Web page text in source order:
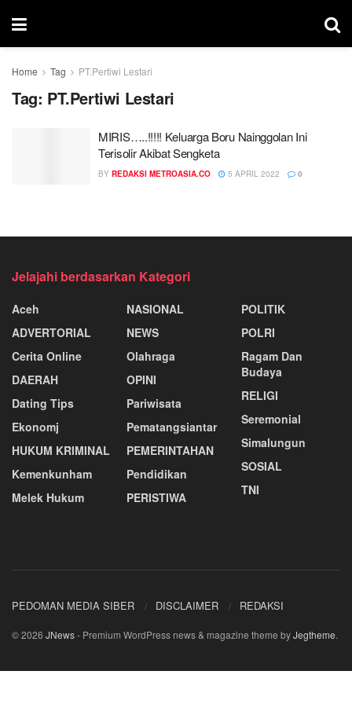
Home Tag PT.Pertiwi Lestari
Tag: PT.Pertiwi Lestari
MIRIS…..!!!!! Keluarga Boru Nainggolan Ini
Terisolir Akibat Sengketa
BY REDAKSI METROASIA.CO 5 APRIL 2022 0
Jelajahi berdasarkan Kategori
Aceh
ADVERTORIAL
Cerita Online
DAERAH
Dating Tips
Ekonomj
HUKUM KRIMINAL
Kemenkunham
Melek Hukum
NASIONAL
NEWS
Olahraga
OPINI
Pariwisata
Pematangsiantar
PEMERINTAHAN
Pendidikan
PERISTIWA
POLITIK
POLRI
Ragam Dan
Budaya
RELIGI
Seremonial
Simalungun
SOSIAL
TNI
PEDOMAN MEDIA SIBER DISCLAIMER REDAKSI
© 2026 JNews- Premium WordPress news & magazine theme byJegtheme.